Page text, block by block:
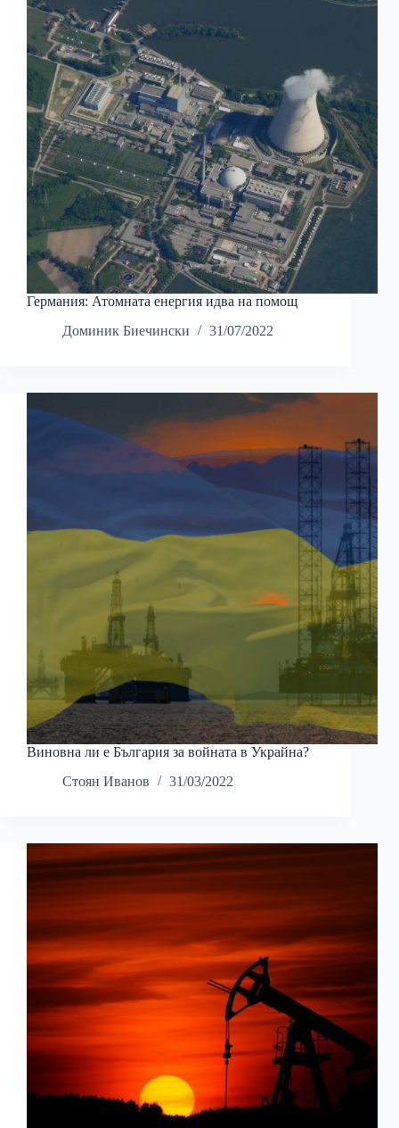
Германия: Атомната енергия идва на помощ
Доминик Биечински
31/07/2022
Виновна ли е България за войната в Украйна?
Стоян Иванов
31/03/2022